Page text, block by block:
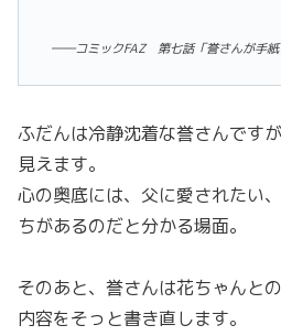
――コミックFAZ 第七話「誉さんが手紙
ふだんは冷静沈着な誉さんです
見えます。
心の奥底には、父に愛されたい
ちがあるのだと分かる場面。
そのあと、誉さんは花ちゃんと
内容をそっと書き直します。